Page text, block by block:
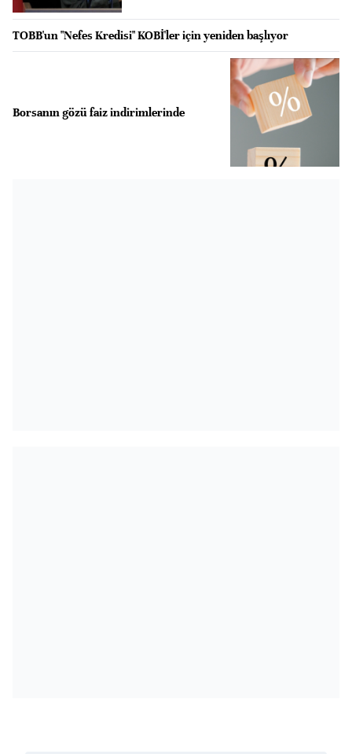
TOBB'un "Nefes Kredisi" KOBİ'ler için yeniden başlıyor
Borsanın gözü faiz indirimlerinde